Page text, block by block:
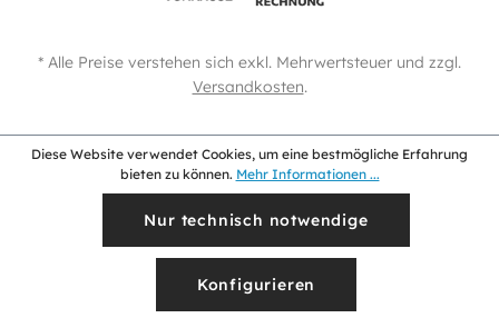
* Alle Preise verstehen sich exkl. Mehrwertsteuer und zzgl.
Versandkosten.
Diese Website verwendet Cookies, um eine bestmögliche Erfahrung
bieten zu können. Mehr Informationen ...
Nur technisch notwendige
Konfigurieren